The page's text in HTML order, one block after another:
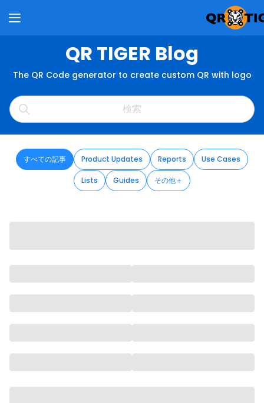
QR TIGER Blog
The QR Code generator to create custom QR with logo
すべての記事 Product Updates Reports Use Cases
Lists Guides その他＋